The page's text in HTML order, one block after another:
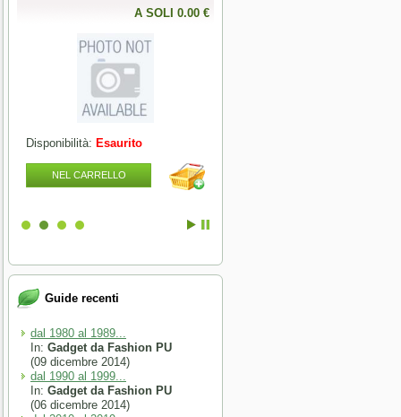
A SOLI 0.00 €
Disponibilità: Esaurito
NEL CARRELLO
Guide recenti
dal 1980 al 1989...
In: Gadget da Fashion PU
(09 dicembre 2014)
dal 1990 al 1999...
In: Gadget da Fashion PU
(06 dicembre 2014)